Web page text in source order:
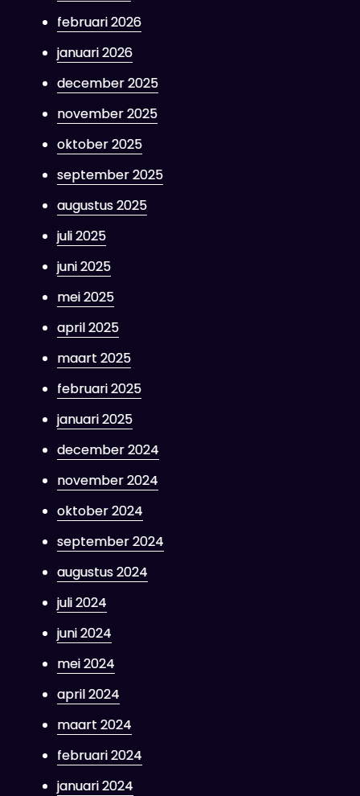
februari 2026
januari 2026
december 2025
november 2025
oktober 2025
september 2025
augustus 2025
juli 2025
juni 2025
mei 2025
april 2025
maart 2025
februari 2025
januari 2025
december 2024
november 2024
oktober 2024
september 2024
augustus 2024
juli 2024
juni 2024
mei 2024
april 2024
maart 2024
februari 2024
januari 2024